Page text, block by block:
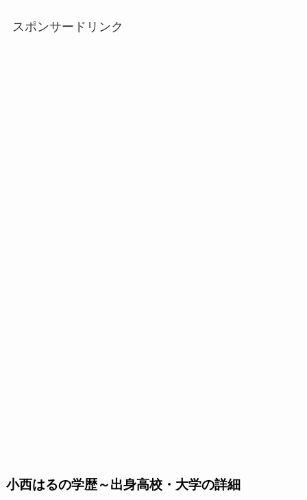
スポンサードリンク
小西はるの学歴～出身高校・大学の詳細